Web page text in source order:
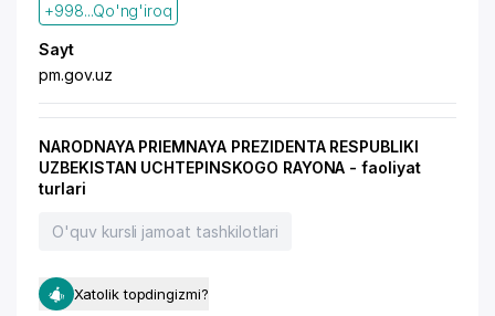
+998...Qo'ng'iroq
Sayt
pm.gov.uz
NARODNAYA PRIEMNAYA PREZIDENTA RESPUBLIKI
UZBEKISTAN UCHTEPINSKOGO RAYONA - faoliyat
turlari
O'quv kursli jamoat tashkilotlari
Xatolik topdingizmi?